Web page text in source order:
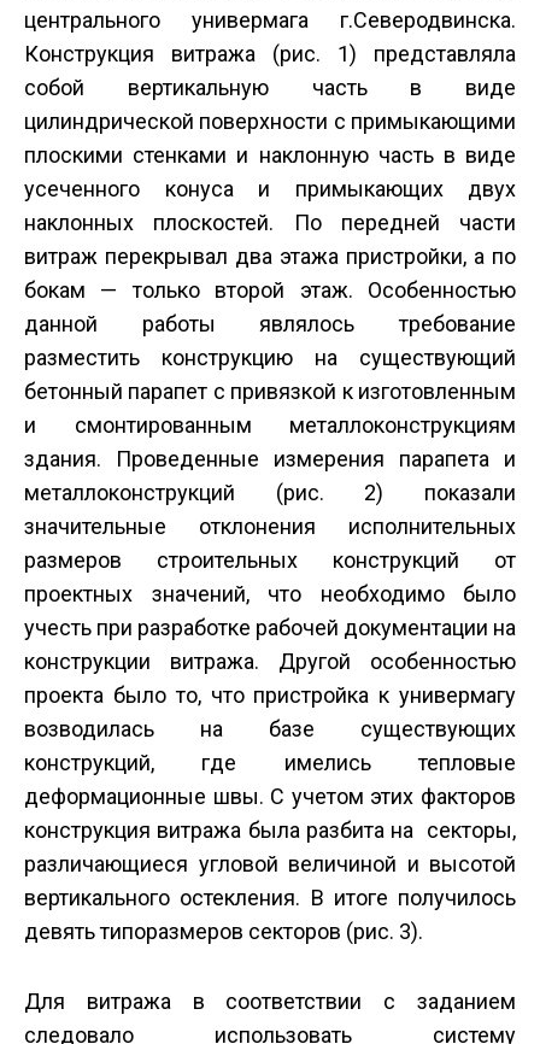
центрального универмага г.Северодвинска.
Конструкция витража (рис. 1) представляла
собой вертикальную часть в виде
цилиндрической поверхности с примыкающими
плоскими стенками и наклонную часть в виде
усеченного конуса и примыкающих двух
наклонных плоскостей. По передней части
витраж перекрывал два этажа пристройки, а по
бокам — только второй этаж. Особенностью
данной работы являлось требование
разместить конструкцию на существующий
бетонный парапет с привязкой к изготовленным
и смонтированным металлоконструкциям
здания. Проведенные измерения парапета и
металлоконструкций (рис. 2) показали
значительные отклонения исполнительных
размеров строительных конструкций от
проектных значений, что необходимо было
учесть при разработке рабочей документации на
конструкции витража. Другой особенностью
проекта было то, что пристройка к универмагу
возводилась на базе существующих
конструкций, где имелись тепловые
деформационные швы. С учетом этих факторов
конструкция витража была разбита на секторы,
различающиеся угловой величиной и высотой
вертикального остекления. В итоге получилось
девять типоразмеров секторов (рис. 3).
Для витража в соответствии с заданием
следовало использовать систему